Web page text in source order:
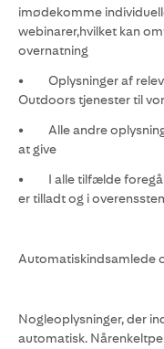
imødekomme
webinarer,hvilket kan
overnatning
• Oplysninger af
Outdoors tjenester til
• Alle andre
at give
• I alle tilfælde
er tilladt og i
Automatiskindsamlede
Nogleoplysninger, der
automatisk.